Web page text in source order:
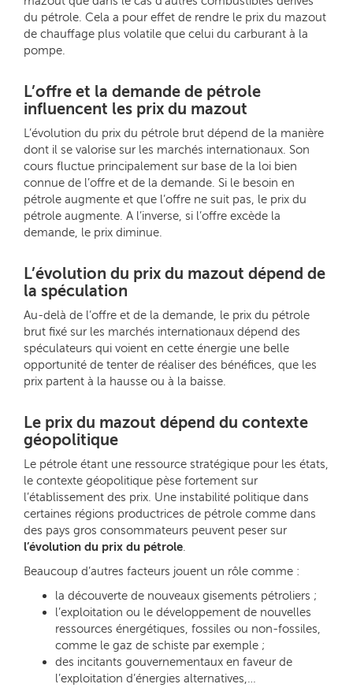
du pétrole. Cela a pour effet de rendre le prix du mazout
de chauffage plus volatile que celui du carburant à la
pompe.
L’offre et la demande de pétrole
influencent les prix du mazout
L’évolution du prix du pétrole brut dépend de la manière
dont il se valorise sur les marchés internationaux. Son
cours fluctue principalement sur base de la loi bien
connue de l’offre et de la demande. Si le besoin en
pétrole augmente et que l’offre ne suit pas, le prix du
pétrole augmente. A l’inverse, si l’offre excède la
demande, le prix diminue.
L’évolution du prix du mazout dépend de
la spéculation
Au-delà de l’offre et de la demande, le prix du pétrole
brut fixé sur les marchés internationaux dépend des
spéculateurs qui voient en cette énergie une belle
opportunité de tenter de réaliser des bénéfices, que les
prix partent à la hausse ou à la baisse.
Le prix du mazout dépend du contexte
géopolitique
Le pétrole étant une ressource stratégique pour les états,
le contexte géopolitique pèse fortement sur
l’établissement des prix. Une instabilité politique dans
certaines régions productrices de pétrole comme dans
des pays gros consommateurs peuvent peser sur
l’évolution du prix du pétrole.
Beaucoup d’autres facteurs jouent un rôle comme :
la découverte de nouveaux gisements pétroliers ;
l’exploitation ou le développement de nouvelles
ressources énergétiques, fossiles ou non-fossiles,
comme le gaz de schiste par exemple ;
des incitants gouvernementaux en faveur de
l’exploitation d’énergies alternatives,…